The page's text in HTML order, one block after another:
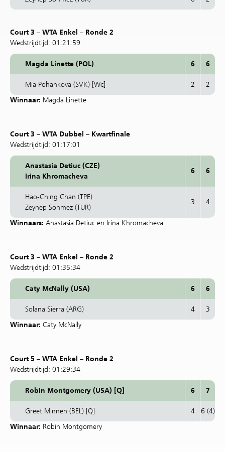
Court 3 – WTA Enkel – Ronde 2
Wedstrijdtijd: 01:21:59
Magda Linette (POL) 6 6
Mia Pohankova (SVK) [Wc] 2
2
Winnaar: Magda Linette
Court 3 – WTA Dubbel – Kwartfinale
Wedstrijdtijd: 01:17:01
Anastasia Detiuc (CZE)
Irina Khromacheva
6 6
Hao-Ching Chan (TPE)
Zeynep Sonmez (TUR)
3 4
Winnaars: Anastasia Detiuc en Irina Khromacheva
Court 3 – WTA Enkel – Ronde 2
Wedstrijdtijd: 01:35:34
Caty McNally (USA) 6 6
Solana Sierra (ARG) 4
3
Winnaar: Caty McNally
Court 5 – WTA Enkel – Ronde 2
Wedstrijdtijd: 01:29:34
Robin Montgomery (USA) [Q] 6 7
Greet Minnen (BEL) [Q] 4
6 (4)
Winnaar: Robin Montgomery